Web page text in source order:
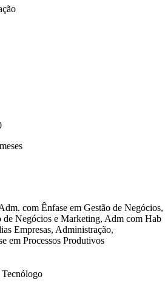
com Ênfase em Gestão de Negócios,
de Negócios e Marketing, Adm com Hab
Empresas, Administração,
em Processos Produtivos